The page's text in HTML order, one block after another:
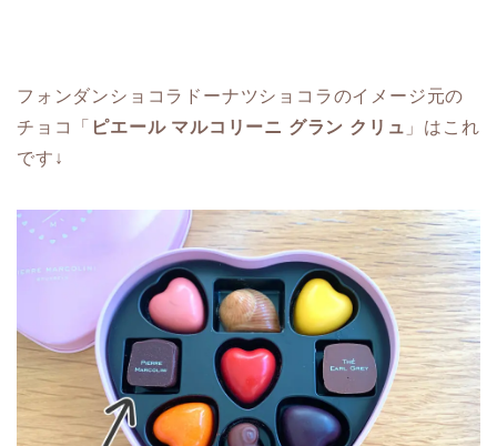
フォンダンショコラドーナツショコラのイメージ元の
チョコ「 ピエール マルコリーニ グラン クリュ 」はこれ
です↓